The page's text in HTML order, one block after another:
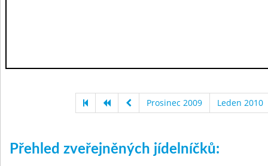
Prosinec 2009 Leden 2010
Přehled zveřejněných jídelníčků: